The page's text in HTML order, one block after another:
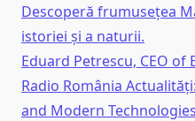
Descoperă frumusețea
istoriei și a naturii.
Eduard Petrescu, CEO of
Radio România
and Modern